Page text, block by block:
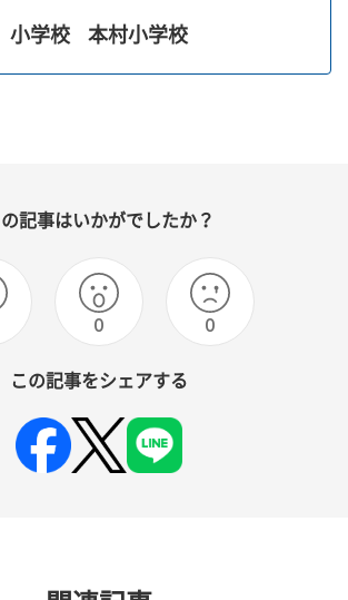
小学校 本村小学校
記事はいかがでしたか？
0 0
この記事をシェアする